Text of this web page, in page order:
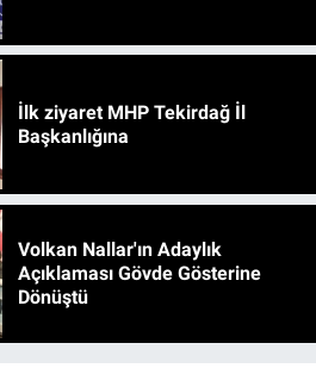
İlk ziyaret MHP Tekirdağ İl
Başkanlığına
Volkan Nallar'ın Adaylık
Açıklaması Gövde Gösterine
Dönüştü